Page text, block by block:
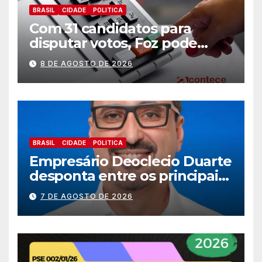
BRASIL CIDADE POLITICA
Com 31 candidatos para
disputar votos, Foz pode
perder representatividade
8 DE AGOSTO DE 2026
BRASIL CIDADE POLITICA
Empresário Deoclecio Duarte
desponta entre os principais
nomes do União Brasil para
deputado estadual
7 DE AGOSTO DE 2026